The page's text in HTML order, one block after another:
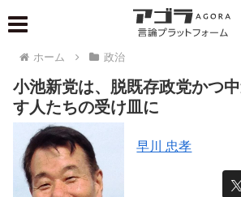
ホーム 政治
小池新党は、脱既存政党かつ
す人たちの受け皿に
早川 忠孝